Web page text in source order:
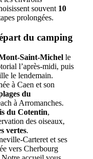
souvent 10
prolongées.
du camping
Saint-Michel le
l’après-midi, puis
le lendemain.
à Caen et son
du
à Arromanches.
du Cotentin,
des oiseaux,
vertes.
Carteret et ses
vers Cherbourg